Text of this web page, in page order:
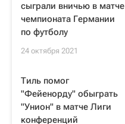
сыграли вничью в матче
чемпионата Германии
по футболу
24 октября 2021
Тиль помог
"Фейенорду" обыграть
"Унион" в матче Лиги
конференций